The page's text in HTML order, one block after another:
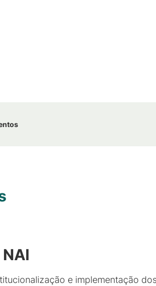
e implementação